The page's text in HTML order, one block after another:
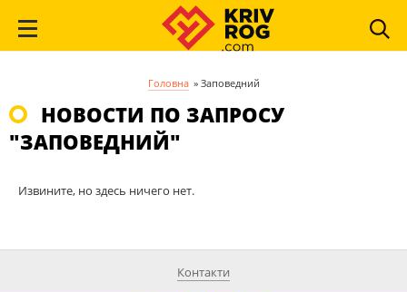
Головна » Заповедний
НОВОСТИ ПО ЗАПРОСУ
"ЗАПОВЕДНИЙ"
Извините, но здесь ничего нет.
Контакти